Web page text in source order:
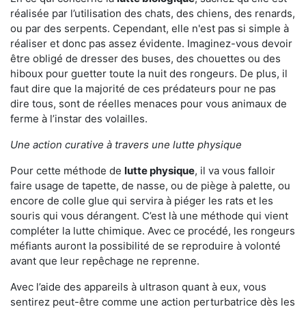
réalisée par l’utilisation des chats, des chiens, des renards,
ou par des serpents. Cependant, elle n'est pas si simple à
réaliser et donc pas assez évidente. Imaginez-vous devoir
être obligé de dresser des buses, des chouettes ou des
hiboux pour guetter toute la nuit des rongeurs. De plus, il
faut dire que la majorité de ces prédateurs pour ne pas
dire tous, sont de réelles menaces pour vous animaux de
ferme à l’instar des volailles.
Une action curative à travers une lutte physique
Pour cette méthode de lutte physique, il va vous falloir
faire usage de tapette, de nasse, ou de piège à palette, ou
encore de colle glue qui servira à piéger les rats et les
souris qui vous dérangent. C’est là une méthode qui vient
compléter la lutte chimique. Avec ce procédé, les rongeurs
méfiants auront la possibilité de se reproduire à volonté
avant que leur repêchage ne reprenne.
Avec l’aide des appareils à ultrason quant à eux, vous
sentirez peut-être comme une action perturbatrice dès les